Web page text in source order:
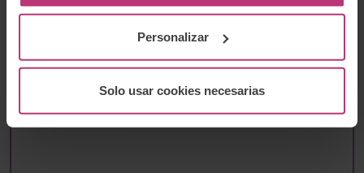
Personalizar
Solo usar cookies necesarias
He leído laPolítica de protección de
y acepto que mis datos enviados se